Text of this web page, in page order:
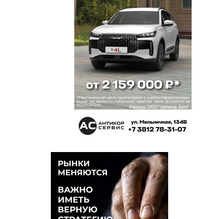
новый аэропорт, а как далеко он расположен от
города и прочееБудет важно, чтобы он мог
обслужить больше 5 млн пассажиров,
обработать миллионы тонн авиагрузов и
прочееЕсли мы действительно нацелены на
развитие города Омска, региона в целом и мы
действительно реально будем что-то делать
существенное, то аэропорт Омск-Фёдоровка
нужен — причём, чем быстрее, тем
лучшеАэропорт Омск-Фёдоровка не нужен, если
всё оставлять как есть — не развивать город,
регион — так... заниматься косметическими
разного уровня — и так уже «гниём» — даже
неприлично, что «гниём»...
21 октября 2024 в 12:36:
Леониду. «Трибуну надо предоставлять только
тем, кого Лизгунов — рыцарь без страха и упрека
— считает хорошими. Так выглядят почти все его
комментарии». Лёня. А ты как думал?
Естественно я, Лизгунов Олег, кстати.
ЛЕОНИДОВИЧ, — рыцарь без страха и упрека.. А